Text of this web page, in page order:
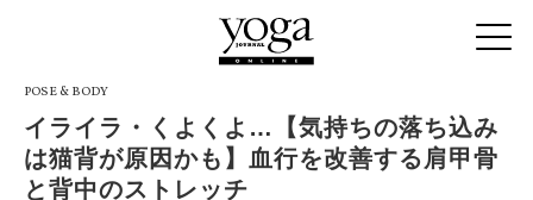
POSE & BODY
イライラ・くよくよ…【気持ちの落ち込み
は猫背が原因かも】血行を改善する肩甲骨
と背中のストレッチ